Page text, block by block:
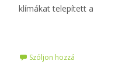
klímákat telepített a
Szóljon hozzá